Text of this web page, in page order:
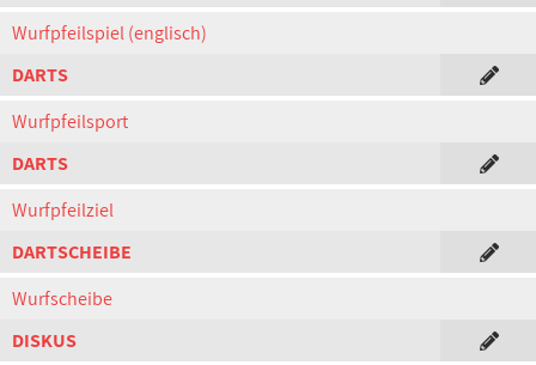
Wurfpfeilspiel (englisch)
DARTS
Wurfpfeilsport
DARTS
Wurfpfeilziel
DARTSCHEIBE
Wurfscheibe
DISKUS